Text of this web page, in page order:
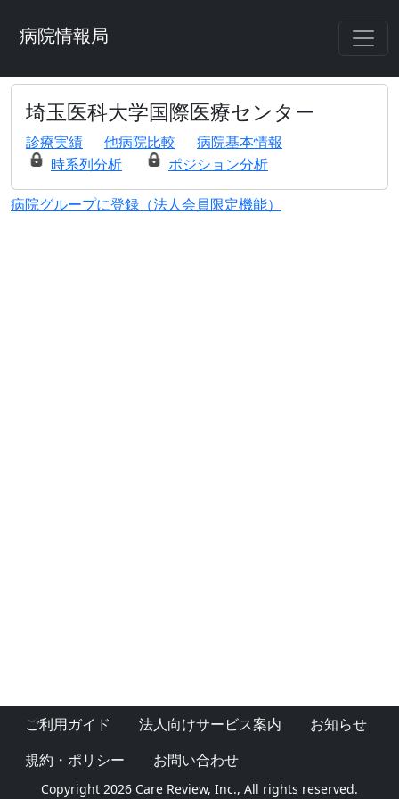
病院情報局
埼玉医科大学国際医療センター
診療実績 他病院比較
病院基本情報
時系列分析
ポジション分析
病院グループに登録（法人会員限定機能）
ご利用ガイド 法人向けサービス案内
お知らせ
規約・ポリシー
お問い合わせ
Copyright 2026 Care Review, Inc., All rights reserved.